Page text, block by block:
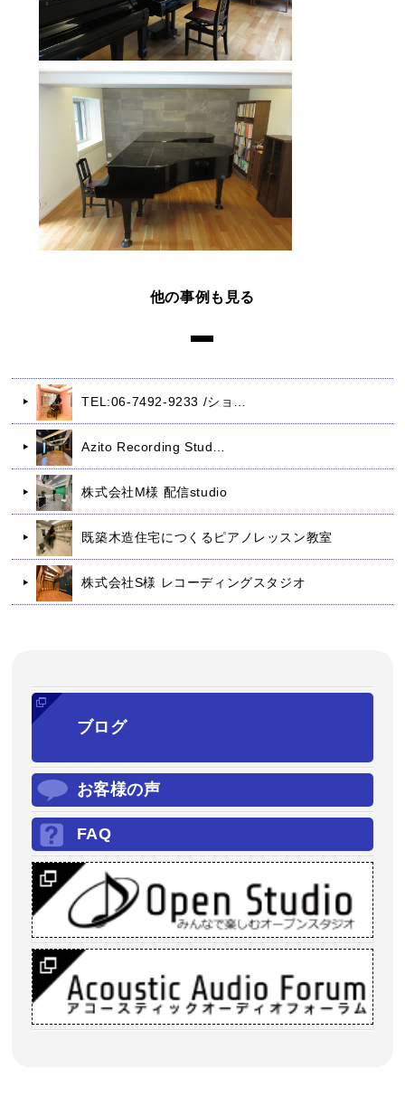
他の事例も見る
TEL:06-7492-9233 /ショ…
Azito Recording Stud…
株式会社M様 配信studio
既築木造住宅につくるピアノレッスン教室
株式会社S様 レコーディングスタジオ
ブログ
お客様の声
FAQ